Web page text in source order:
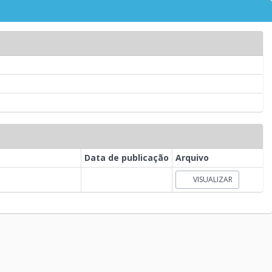
Data de publicação
Arquivo
VISUALIZAR